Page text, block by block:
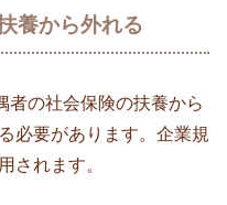
養から外れる
者の社会保険の扶養から
必要があります。企業規
されます。